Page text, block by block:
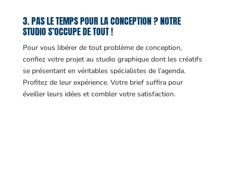
3. PAS LE TEMPS POUR LA CONCEPTION ? NOTRE
STUDIO S’OCCUPE DE TOUT !
Pour vous libérer de tout problème de conception,
confiez votre projet au studio graphique dont les créatifs
se présentant en véritables spécialistes de l’agenda.
Profitez de leur expérience. Votre brief suffira pour
éveiller leurs idées et combler votre satisfaction.